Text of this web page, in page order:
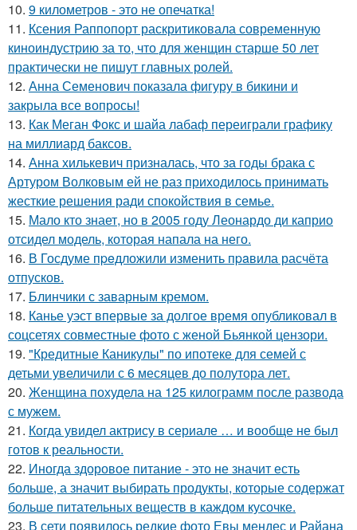
10. 9 километров - это не опечатка!
11. Ксения Раппопорт раскритиковала современную
киноиндустрию за то, что для женщин старше 50 лет
практически не пишут главных ролей.
12. Анна Семенович показала фигуру в бикини и
закрыла все вопросы!
13. Как Меган Фокс и шайа лабаф переиграли графику
на миллиард баксов.
14. Анна хилькевич призналась, что за годы брака с
Артуром Волковым ей не раз приходилось принимать
жесткие решения ради спокойствия в семье.
15. Мало кто знает, но в 2005 году Леонардо ди каприо
отсидел модель, которая напала на него.
16. В Госдуме пpeдложили изменить пpaвила расчёта
отпусков.
17. Блинчики с заварным кремом.
18. Канье уэст впервые за долгое время опубликовал в
соцсетях совместные фото с женой Бьянкой цензори.
19. "Кредитные Каникулы" по ипотеке для семей с
детьми увеличили с 6 месяцев до полутора лет.
20. Женщина похудела на 125 килограмм после развода
с мужем.
21. Когда увидел актрису в сериале … и вообще не был
готов к реальности.
22. Иногда здоровое питание - это не значит есть
больше, а значит выбирать продукты, которые содержат
больше питательных веществ в каждом кусочке.
23. В сети появилось редкие фото Евы мендес и Райана